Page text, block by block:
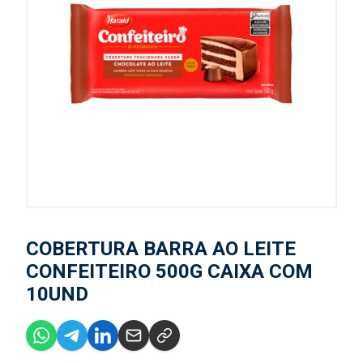
COBERTURA BARRA AO LEITE
CONFEITEIRO 500G CAIXA COM
10UND